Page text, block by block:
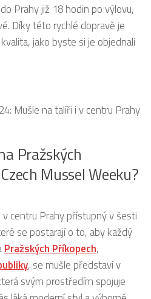
Prahy již 18 hodin po výlovu,
Díky této rychlé dopravě je
jako byste si je objednali
Pražských
Mussel Weeku?
v centru Prahy přístupný v šesti
se postarají o to, aby každý
Pražských Příkopech,
, se mušle představí v
svým prostředím spojuje